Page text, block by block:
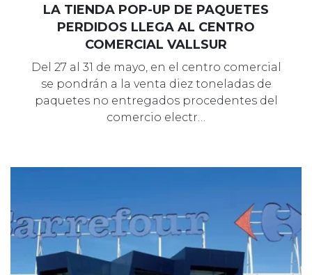
LA TIENDA POP-UP DE PAQUETES
PERDIDOS LLEGA AL CENTRO
COMERCIAL VALLSUR
Del 27 al 31 de mayo, en el centro comercial
se pondrán a la venta diez toneladas de
paquetes no entregados procedentes del
comercio electr…